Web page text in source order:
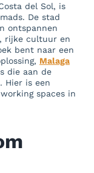
del Sol, is
De stad
ontspannen
rijke cultuur en
bent naar een
Malaga
die aan de
Hier is een
spaces in